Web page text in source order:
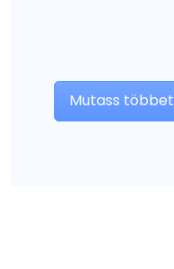
Mutass többet